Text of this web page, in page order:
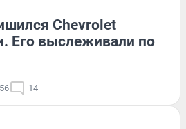
Chevrolet
Его выслеживали по
14